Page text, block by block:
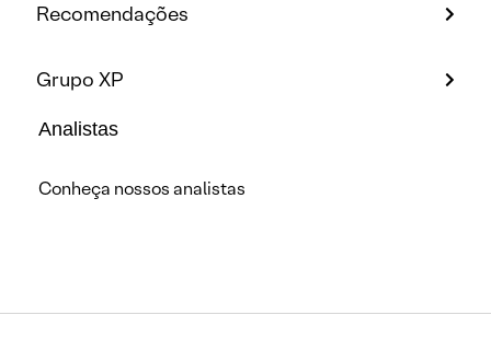
Recomendações
Grupo XP
Analistas
Conheça nossos analistas